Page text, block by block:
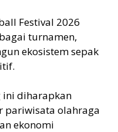
Festival 2026
turnamen,
ekosistem sepak
ini diharapkan
pariwisata olahraga
ekonomi